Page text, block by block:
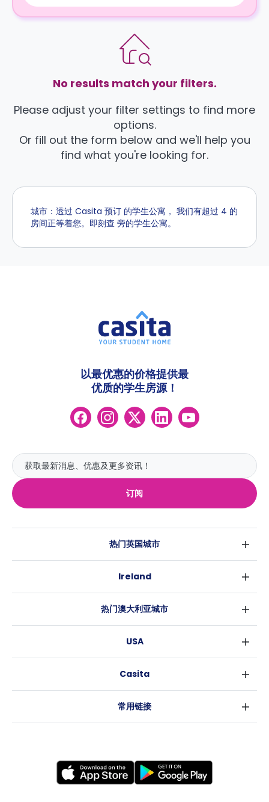
No results match your filters.
Please adjust your filter settings to find more
options.
Or fill out the form below and we'll help you
find what you're looking for.
城市：透过 Casita 预订 的学生公寓， 我们有超过 4 的
房间正等着您。即刻查 旁的学生公寓。
订阅
以最优惠的价格提供最
优质的学生房源！
热门英国城市
格拉斯哥
爱丁堡
利兹
布里斯托
卡迪夫
布拉德福德
纽卡斯尔
Ireland
都柏林
热门澳大利亚城市
布里斯班
阿德莱德
USA
洛杉矶
Casita
常用链接